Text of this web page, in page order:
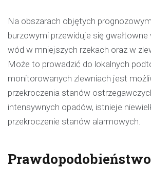
Na obszarach objętych
burzowymi przewiduje się
wód w mniejszych rzekach oraz w
Może to prowadzić do lokalnych
monitorowanych zlewniach jest
przekroczenia stanów
intensywnych opadów, istnieje
przekroczenie stanów alarmowych.